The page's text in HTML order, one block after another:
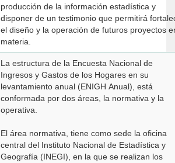
producción de la información estadística y
disponer de un testimonio que permitirá
el diseño y la operación de futuros proyectos
materia.
La estructura de la Encuesta Nacional de
Ingresos y Gastos de los Hogares en su
levantamiento anual (ENIGH Anual), está
conformada por dos áreas, la normativa y la
operativa.
El área normativa, tiene como sede la oficina
central del Instituto Nacional de Estadística y
Geografía (INEGI), en la que se realizan los